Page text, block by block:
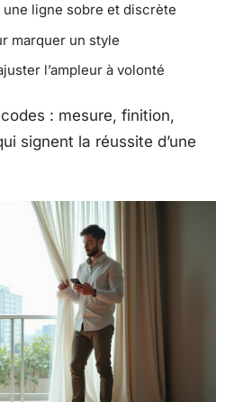
ligne sobre et discrète
marquer un style
l’ampleur à volonté
: mesure, finition,
signent la réussite d’une